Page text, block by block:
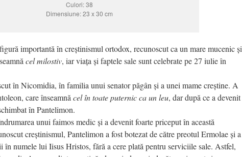
Culori: 38
Dimensiune: 23 x 30 cm
importantă în creștinismul ortodox, recunoscut ca un mare mucenic și
cel milostiv, iar viața și faptele sale sunt celebrate pe 27 iulie în
în Nicomidia, în familia unui senator păgân și a unei mame creștine. A
care înseamnă cel în toate puternic ca un leu, dar după ce a devenit
în Pantelimon.
unui faimos medic și a devenit foarte priceput în această
creștinismul, Pantelimon a fost botezat de către preotul Ermolae și a
în numele lui Iisus Hristos, fără a cere plată pentru serviciile sale. Astfel,